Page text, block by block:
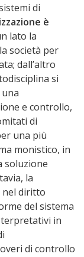
di
è
lato la
società per
dall’altro
si
e controllo,
di
una più
monistico, in
soluzione
la
nel diritto
del sistema
in
di controllo